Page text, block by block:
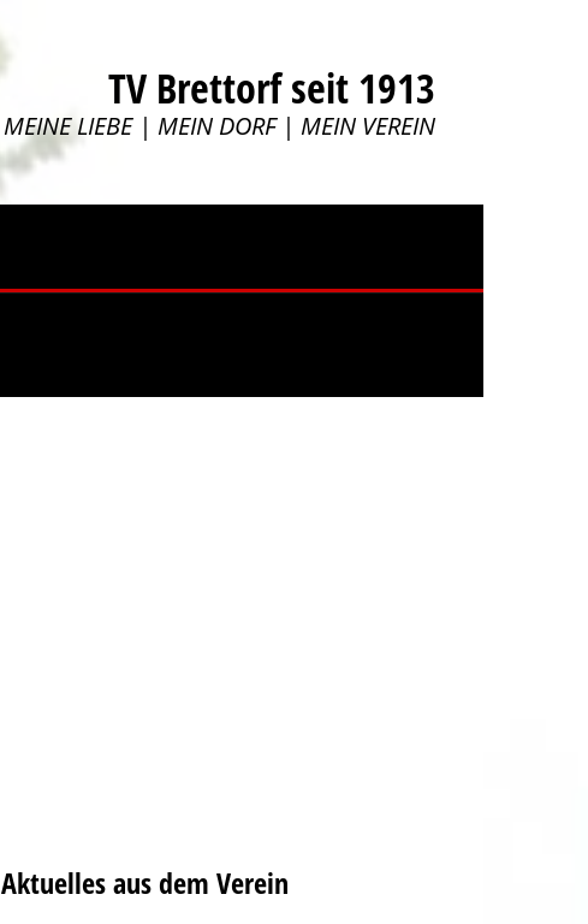
TV Brettorf seit 1913
MEINE LIEBE | MEIN DORF | MEIN VEREIN
Aktuelles aus dem Verein